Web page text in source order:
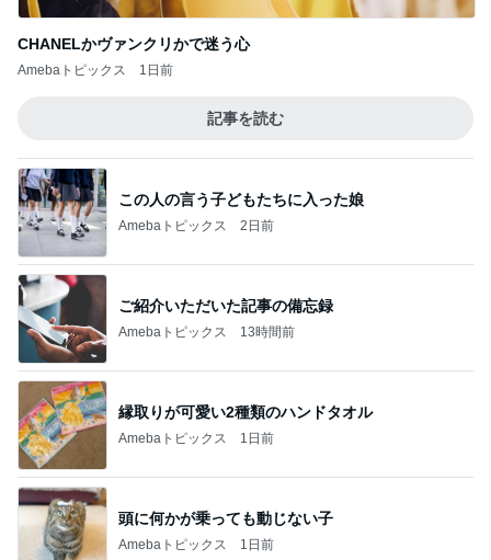
CHANELかヴァンクリかで迷う心
Amebaトピックス 1日前
記事を読む
この人の言う子どもたちに入った娘
Amebaトピックス 2日前
ご紹介いただいた記事の備忘録
Amebaトピックス 13時間前
縁取りが可愛い2種類のハンドタオル
Amebaトピックス 1日前
頭に何かが乗っても動じない子
Amebaトピックス 1日前